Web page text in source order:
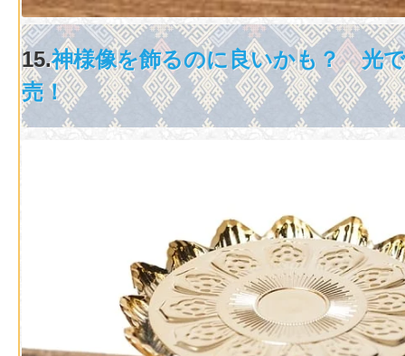
15.神様像を飾るのに良いかも？ 光
売！